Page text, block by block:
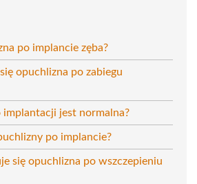
po implancie zęba?
opuchlizna po zabiegu
implantacji jest normalna?
po implancie?
się opuchlizna po wszczepieniu